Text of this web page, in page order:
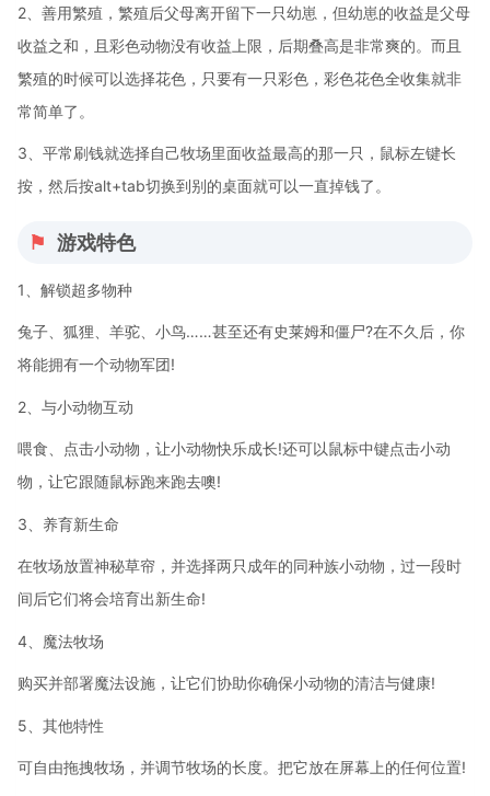
2、善用繁殖，繁殖后父母离开留下一只幼崽，但幼崽的收益是父母
收益之和，且彩色动物没有收益上限，后期叠高是非常爽的。而且
繁殖的时候可以选择花色，只要有一只彩色，彩色花色全收集就非
常简单了。
3、平常刷钱就选择自己牧场里面收益最高的那一只，鼠标左键长
按，然后按alt+tab切换到别的桌面就可以一直掉钱了。
游戏特色
1、解锁超多物种
兔子、狐狸、羊驼、小鸟……甚至还有史莱姆和僵尸?在不久后，你
将能拥有一个动物军团!
2、与小动物互动
喂食、点击小动物，让小动物快乐成长!还可以鼠标中键点击小动
物，让它跟随鼠标跑来跑去噢!
3、养育新生命
在牧场放置神秘草帘，并选择两只成年的同种族小动物，过一段时
间后它们将会培育出新生命!
4、魔法牧场
购买并部署魔法设施，让它们协助你确保小动物的清洁与健康!
5、其他特性
可自由拖拽牧场，并调节牧场的长度。把它放在屏幕上的任何位置!